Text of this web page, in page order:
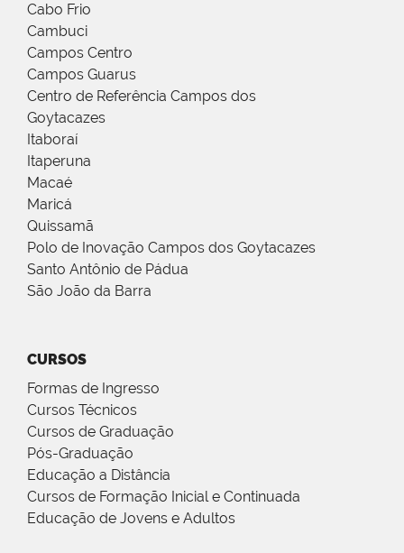
Cabo Frio
Cambuci
Campos Centro
Campos Guarus
Centro de Referência Campos dos
Goytacazes
Itaboraí
Itaperuna
Macaé
Maricá
Quissamã
Polo de Inovação Campos dos Goytacazes
Santo Antônio de Pádua
São João da Barra
CURSOS
Formas de Ingresso
Cursos Técnicos
Cursos de Graduação
Pós-Graduação
Educação a Distância
Cursos de Formação Inicial e Continuada
Educação de Jovens e Adultos